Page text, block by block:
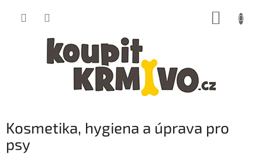
Kosmetika, hygiena a úprava pro
psy